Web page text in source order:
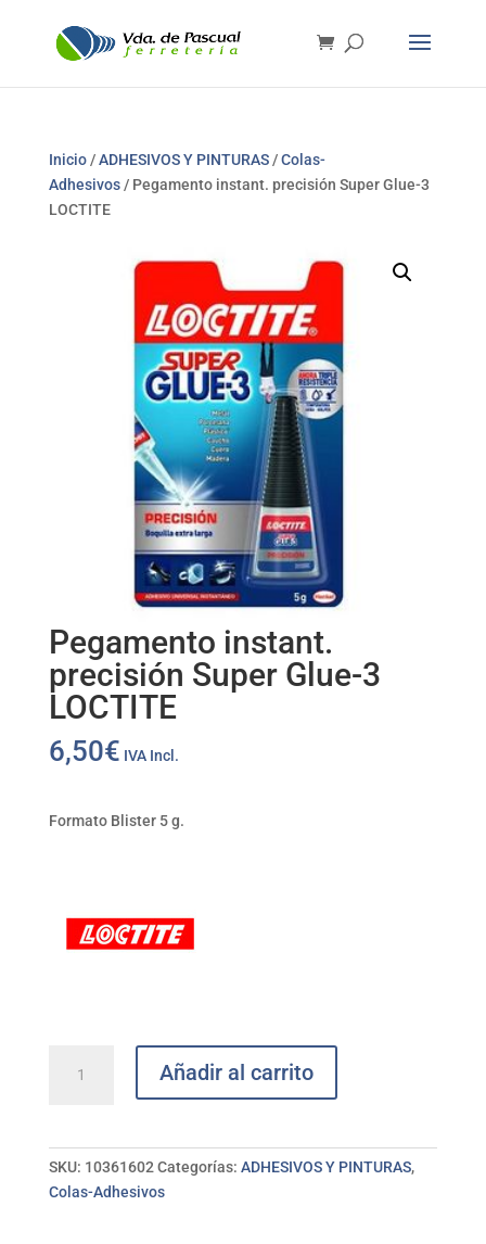
Inicio/ADHESIVOS Y PINTURAS/Colas-
Adhesivos/ Pegamento instant. precisión Super Glue-3
LOCTITE
Pegamento instant.
precisión Super Glue-3
LOCTITE
6,50€ IVA Incl.
Formato Blister 5 g.
instant.
Añadir al carrito
SKU: 10361602 Categorías: ADHESIVOS Y PINTURAS,
Colas-Adhesivos